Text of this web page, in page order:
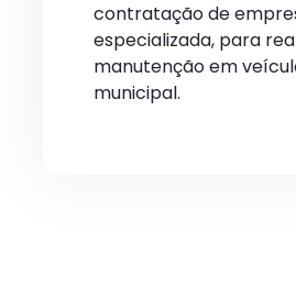
contratação de
especializada, para
manutenção em
municipal.